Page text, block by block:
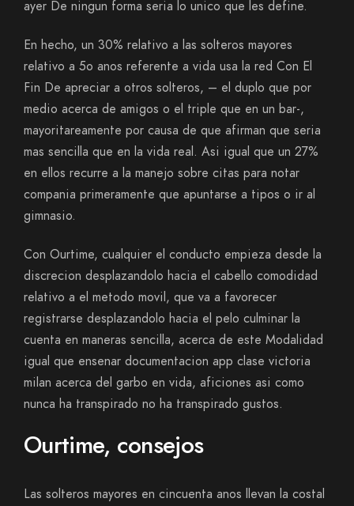
ayer De ningun forma seri­a lo unico que les define.
En hecho, un 30% relativo a las solteros mayores
relativo a 5o anos referente a vida usa la red Con El
Fin De apreciar a otros solteros, – el duplo que por
medio acerca de amigos o el triple que en un bar-,
mayoritareamente por causa de que afirman que seri­a
mas sencilla que en la vida real. Asi­ igual que un 27%
en ellos recurre a la manejo sobre citas para notar
compania primeramente que apuntarse a tipos o ir al
gimnasio.
Con Ourtime, cualquier el conducto empieza desde la
discrecion desplazandolo hacia el cabello comodidad
relativo a el metodo movil, que va a favorecer
registrarse desplazandolo hacia el pelo culminar la
cuenta en maneras sencilla, acerca de este Modalidad
igual que ensenar documentacion app clase victoria
milan acerca del garbo en vida, aficiones asi­ como
nunca ha transpirado no ha transpirado gustos.
Ourtime, consejos
Las solteros mayores en cincuenta anos llevan la costal